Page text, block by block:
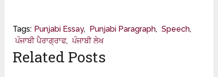
Tags: Punjabi Essay, Punjabi Paragraph, Speech,
ਪੰਜਾਬੀ ਪੈਰਾਗ੍ਰਾਫ, ਪੰਜਾਬੀ ਲੇਖ
Related Posts